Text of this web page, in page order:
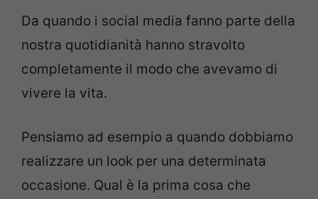
Da quando i social media fanno parte della
nostra quotidianità hanno stravolto
completamente il modo che avevamo di
vivere la vita.
Pensiamo ad esempio a quando dobbiamo
realizzare un look per una determinata
occasione. Qual è la prima cosa che